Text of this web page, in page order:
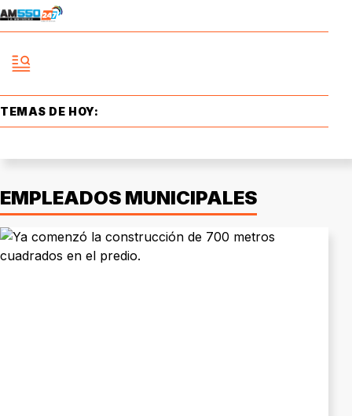
TEMAS DE HOY:
EMPLEADOS MUNICIPALES